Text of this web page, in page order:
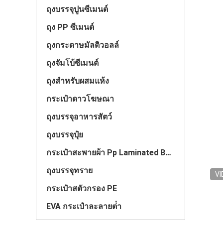
ถุงบรรจุปูนซีเมนต์
ถุง PP ซีเมนต์
ถุงกระดาษมัลติวอลล์
ถุงจัมโบ้ซีเมนต์
ถุงสําหรับผสมแห้ง
กระเป๋าดาวโฆษณา
ถุงบรรจุอาหารสัตว์
ถุงบรรจุปุ๋ย
กระเป๋าสะพายผ้า Pp Laminated Bopp
ถุงบรรจุทราย
กระเป๋าสตัวกรอง PE
EVA กระเป๋าละลายต่ํา